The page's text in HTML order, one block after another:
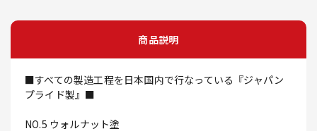
商品説明
■すべての製造工程を日本国内で行なっている『ジャパン
プライド製』■
NO.5 ウォルナット塗